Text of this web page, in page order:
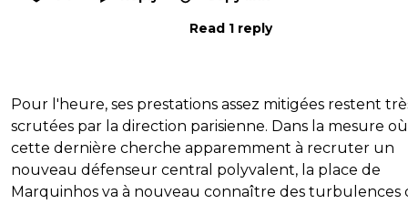
Read 1 reply
Pour l'heure, ses prestations assez mitigées restent
scrutées par la direction parisienne. Dans la mesure où
cette dernière cherche apparemment à recruter un
nouveau défenseur central polyvalent, la place de
Marquinhos va à nouveau connaître des turbulences